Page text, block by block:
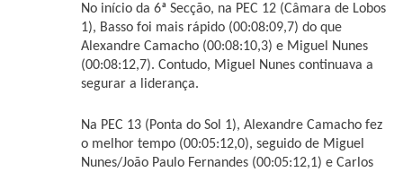
No início da 6ª Secção, na PEC 12 (Câmara de Lobos
1), Basso foi mais rápido (00:08:09,7) do que
Alexandre Camacho (00:08:10,3) e Miguel Nunes
(00:08:12,7). Contudo, Miguel Nunes continuava a
segurar a liderança.
Na PEC 13 (Ponta do Sol 1), Alexandre Camacho fez
o melhor tempo (00:05:12,0), seguido de Miguel
Nunes/João Paulo Fernandes (00:05:12,1) e Carlos